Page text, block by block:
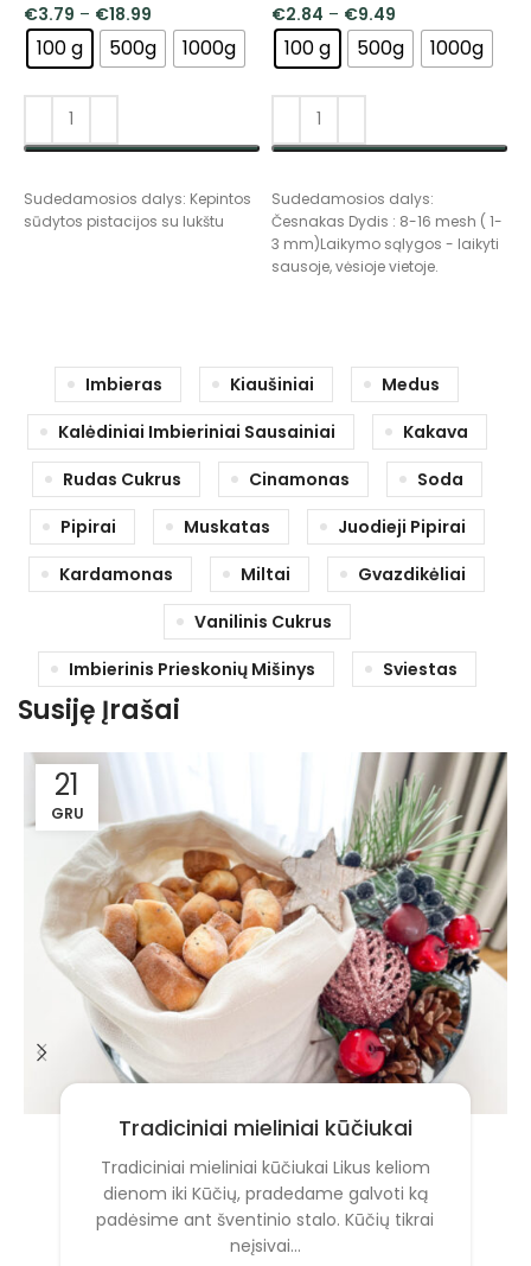
€3.79 – €18.99
100 g 500g 1000g
Sudedamosios dalys: Kepintos
sūdytos pistacijos su lukštu
€2.84 – €9.49
100 g 500g 1000g
Sudedamosios dalys:
Česnakas Dydis : 8-16 mesh ( 1-
3 mm)Laikymo sąlygos - laikyti
sausoje, vėsioje vietoje.
Imbieras Kiaušiniai
Medus
Kalėdiniai Imbieriniai Sausainiai
Kakava
Rudas Cukrus
Cinamonas
Soda
Pipirai
Muskatas
Juodieji Pipirai
Kardamonas
Miltai
Gvazdikėliai
Vanilinis Cukrus
Imbierinis Prieskonių Mišinys
Sviestas
Susiję Įrašai
21
GRU
Tradiciniai mieliniai kūčiukai
Tradiciniai mieliniai kūčiukai Likus keliom
dienom iki Kūčių, pradedame galvoti ką
padėsime ant šventinio stalo. Kūčių tikrai
neįsivai...